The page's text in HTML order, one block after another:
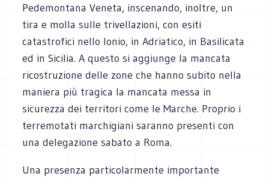
Pedemontana Veneta, inscenando, inoltre, un
tira e molla sulle trivellazioni, con esiti
catastrofici nello Ionio, in Adriatico, in Basilicata
ed in Sicilia. A questo si aggiunge la mancata
ricostruzione delle zone che hanno subito nella
maniera più tragica la mancata messa in
sicurezza dei territori come le Marche. Proprio i
terremotati marchigiani saranno presenti con
una delegazione sabato a Roma.
Una presenza particolarmente importante